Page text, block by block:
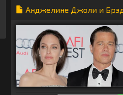
Анджелине Джоли и